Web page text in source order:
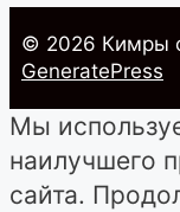
© 2026 Кимры
GeneratePress
Мы
наилучшего
сайта.